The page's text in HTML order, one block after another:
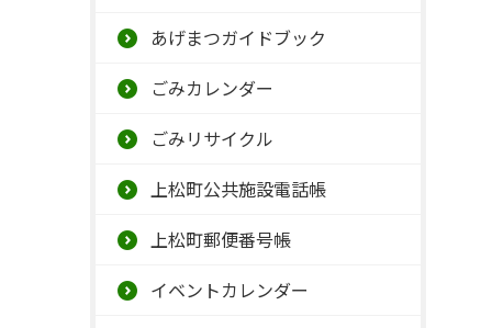
あげまつガイドブック
ごみカレンダー
ごみリサイクル
上松町公共施設電話帳
上松町郵便番号帳
イベントカレンダー